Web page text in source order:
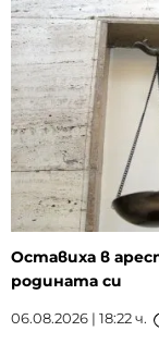
Оставиха в
родината си
06.08.2026 | 18:22 ч.